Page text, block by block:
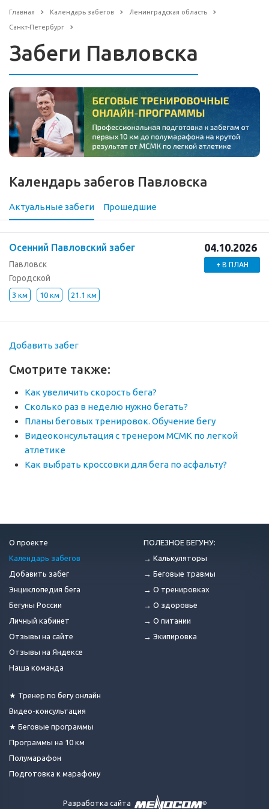
Главная Календарь забегов Ленинградская область
Санкт-Петербург
Забеги Павловска
Календарь забегов Павловска
Актуальные забеги Прошедшие
Осенний Павловский забег
Павловск
Городской
3 км 10 км 21.1 км
04.10.2026
+ В ПЛАН
Добавить забег
Смотрите также:
Как увеличить скорость бега?
Сколько раз в неделю нужно бегать?
Планы беговых тренировок. Обучение бегу
Видеоконсультация с тренером МСМК по легкой
атлетике
Как выбрать кроссовки для бега по асфальту?
О проекте
Календарь забегов
Добавить забег
Энциклопедия бега
Бегуны России
Личный кабинет
Отзывы на сайте
Отзывы на Яндексе
Наша команда
★ Тренер по бегу онлайн
Видео-консультация
★ Беговые программы
Программы на 10 км
Полумарафон
Подготовка к марафону
ПОЛЕЗНОЕ БЕГУНУ:
→ Калькуляторы
→ Беговые травмы
→ О тренировках
→ О здоровье
→ О питании
→ Экипировка
Разработка сайта